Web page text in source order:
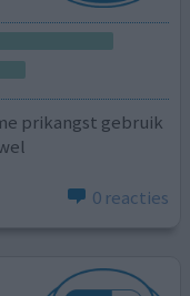
prikangst gebruik
0 reacties